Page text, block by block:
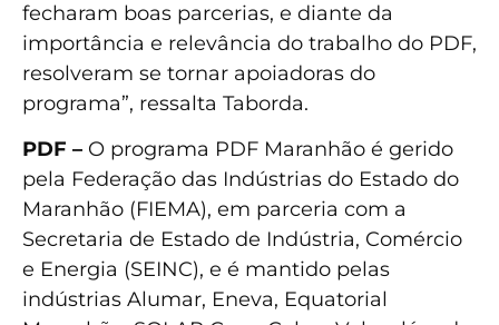
fecharam boas parcerias, e diante da
importância e relevância do trabalho do PDF,
resolveram se tornar apoiadoras do
programa”, ressalta Taborda.
PDF – O programa PDF Maranhão é gerido
pela Federação das Indústrias do Estado do
Maranhão (FIEMA), em parceria com a
Secretaria de Estado de Indústria, Comércio
e Energia (SEINC), e é mantido pelas
indústrias Alumar, Eneva, Equatorial